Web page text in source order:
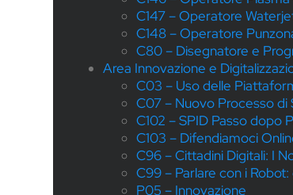
C147 – Operatore
C148 – Operatore
C80 – Disegnatore e
Area Innovazione e
C03 – Uso delle
C07 – Nuovo Processo di
C102 – SPID Passo dopo
C103 – Difendiamoci
C96 – Cittadini Digitali: I
C99 – Parlare con i
P05 – Innovazione